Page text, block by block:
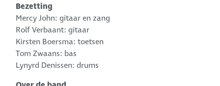
Bezetting
Mercy John: gitaar en zang
Rolf Verbaant: gitaar
Kirsten Boersma: toetsen
Tom Zwaans: bas
Lynyrd Denissen: drums